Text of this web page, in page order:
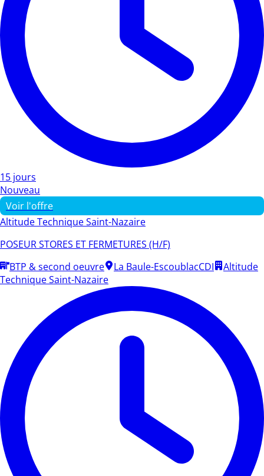
15 jours
Nouveau
Voir l'offre
Altitude Technique Saint-Nazaire
POSEUR STORES ET FERMETURES (H/F)
BTP & second oeuvre
La Baule-EscoublacCDI
Altitude
Technique Saint-Nazaire